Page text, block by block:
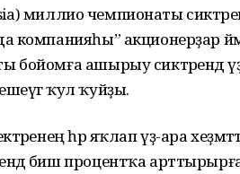
миллио чемпионаты
компанияһы” акционерҙар
бойомға ашырыу сиктәрендә
ҡул ҡуйҙы.
һәр яҡлап үҙ-ара
биш процентҡа